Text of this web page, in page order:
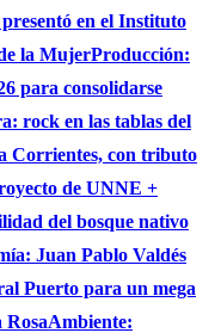
en el Instituto
la MujerProducción:
para consolidarse
rock en las tablas del
Corrientes, con tributo
de UNNE +
del bosque nativo
Juan Pablo Valdés
Puerto para un mega
RosaAmbiente: